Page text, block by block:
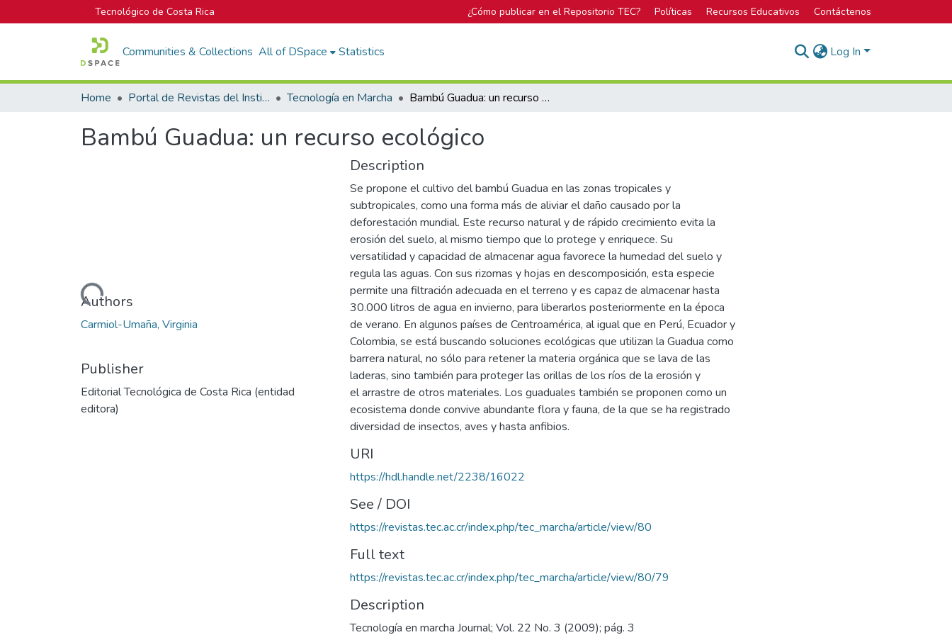
Tecnológico de Costa Rica ¿Cómo publicar en el Repositorio TEC? Políticas Recursos Educativos Contáctenos
Communities & Collections All of DSpace Statistics Log In
Home Portal de Revistas del Instituto Tecnológico de Costa Rica Tecnología en Marcha Bambú Guadua: un recurso ecológico
Bambú Guadua: un recurso ecológico
Loading...
Authors
Carmiol-Umaña, Virginia
Publisher
Editorial Tecnológica de Costa Rica (entidad
editora)
Description
Se propone el cultivo del bambú Guadua en las zonas tropicales y
subtropicales, como una forma más de aliviar el daño causado por la
deforestación mundial. Este recurso natural y de rápido crecimiento evita la
erosión del suelo, al mismo tiempo que lo protege y enriquece. Su
versatilidad y capacidad de almacenar agua favorece la humedad del suelo y
regula las aguas. Con sus rizomas y hojas en descomposición, esta especie
permite una filtración adecuada en el terreno y es capaz de almacenar hasta
30.000 litros de agua en invierno, para liberarlos posteriormente en la época
de verano. En algunos países de Centroamérica, al igual que en Perú, Ecuador y
Colombia, se está buscando soluciones ecológicas que utilizan la Guadua como
barrera natural, no sólo para retener la materia orgánica que se lava de las
laderas, sino también para proteger las orillas de los ríos de la erosión y
el arrastre de otros materiales. Los guaduales también se proponen como un
ecosistema donde convive abundante flora y fauna, de la que se ha registrado
diversidad de insectos, aves y hasta anfibios.
URI
https://hdl.handle.net/2238/16022
See / DOI
https://revistas.tec.ac.cr/index.php/tec_marcha/article/view/80
Full text
https://revistas.tec.ac.cr/index.php/tec_marcha/article/view/80/79
Description
Tecnología en marcha Journal; Vol. 22 No. 3 (2009); pág. 3